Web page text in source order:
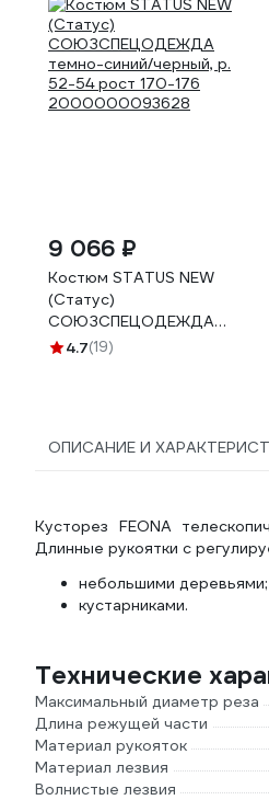
9 066 ₽
Костюм STATUS NEW
(Статус)
СОЮЗСПЕЦОДЕЖДА
темно-синий/черный, р.
4.7(19)
ОПИСАНИЕ И
Кусторез FEONA
Длинные рукоятки с
небольшими деревьями;
кустарниками.
Технические
Максимальный диаметр реза
Длина режущей части
Материал рукояток
Материал лезвия
Волнистые лезвия